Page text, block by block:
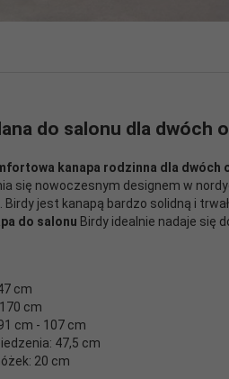
do salonu dla dwóch
kanapa rodzinna dla dwóch
się nowoczesnym designem w
jest kanapą bardzo solidną i
do salonu Birdy idealnie nadaje się
cm
cm
cm - 107 cm
47,5 cm
20 cm